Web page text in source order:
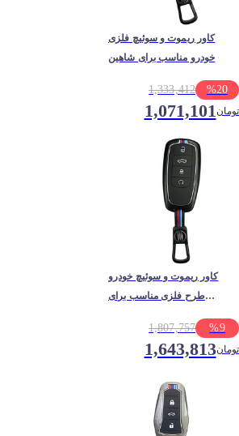
کاور ریموت و سوئیچ فلزی
خودرو مناسب برای شاهین
1,333,412 %20
1,071,101تومان
کاور ریموت و سوئیچ خودرو
طرح فلزی مناسب برای
1,807,757 %9
1,643,813تومان